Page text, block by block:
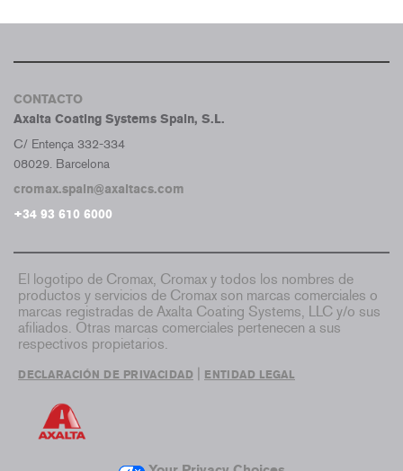
CONTACTO
Axalta Coating Systems Spain, S.L.
C/ Entença 332-334
08029. Barcelona
cromax.spain@axaltacs.com
+34 93 610 6000
El logotipo de Cromax, Cromax y todos los nombres de
productos y servicios de Cromax son marcas comerciales o
marcas registradas de Axalta Coating Systems, LLC y/o sus
afiliados. Otras marcas comerciales pertenecen a sus
respectivos propietarios.
DECLARACIÓN DE PRIVACIDAD ENTIDAD LEGAL